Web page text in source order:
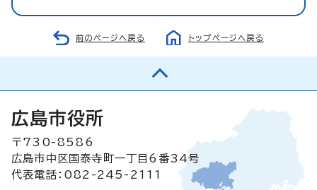
前のページへ戻る トップページへ戻る
広島市役所
〒730-8586
広島市中区国泰寺町一丁目6番34号
代表電話：082-245-2111